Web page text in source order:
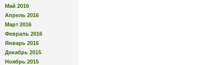
Май 2016
Апрель 2016
Март 2016
Февраль 2016
Январь 2016
Декабрь 2015
Ноябрь 2015